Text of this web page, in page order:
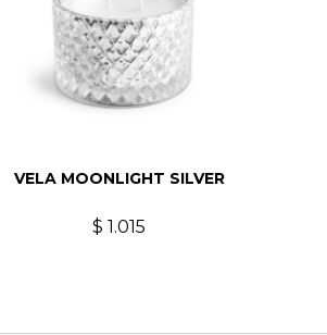
VELA MOONLIGHT SILVER
$ 1.015